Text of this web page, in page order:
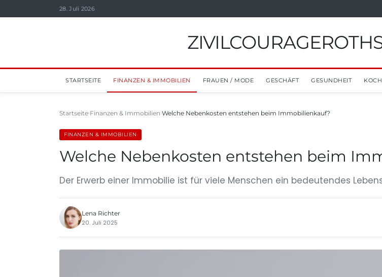
28. Juli 2026
STARTSEITE FINANZEN & IMMOBILIEN FRAUEN / MODE GESCHÄFT GESUNDHEIT
Startseite Finanzen & Immobilien Welche Nebenkosten entstehen beim Immobilienkauf?
FINANZEN & IMMOBILIEN
Welche Nebenkosten entstehen beim
Der Erwerb einer Immobilie ist für viele Menschen ein bedeutendes
Lena Richter
20. Juli 2025